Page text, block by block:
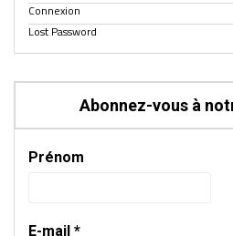
Connexion
Lost Password
Abonnez-vous à
Prénom
E-mail *